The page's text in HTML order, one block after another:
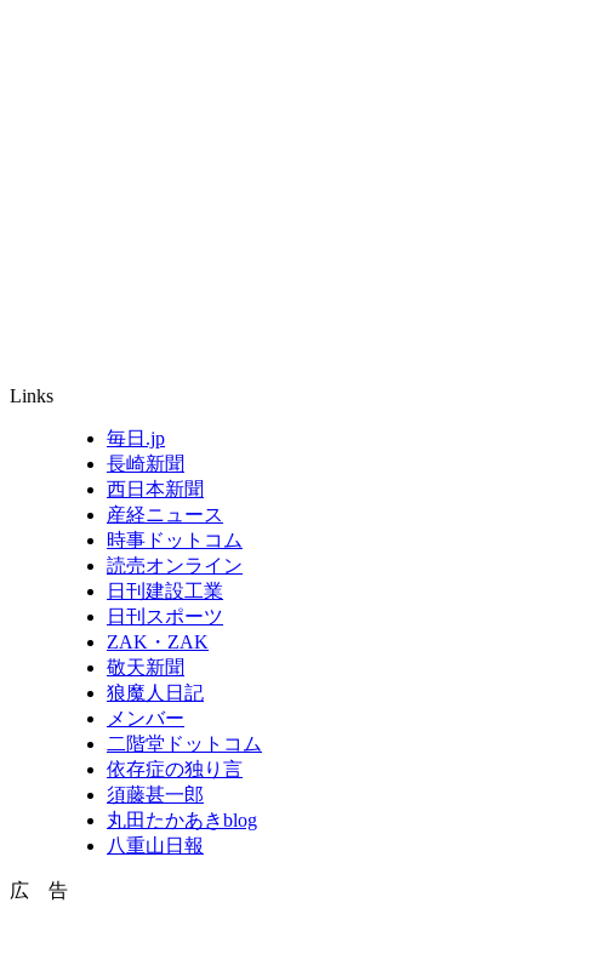
Links
毎日.jp
長崎新聞
西日本新聞
産経ニュース
時事ドットコム
読売オンライン
日刊建設工業
日刊スポーツ
ZAK・ZAK
敬天新聞
狼魔人日記
メンバー
二階堂ドットコム
依存症の独り言
須藤甚一郎
丸田たかあきblog
八重山日報
広 告